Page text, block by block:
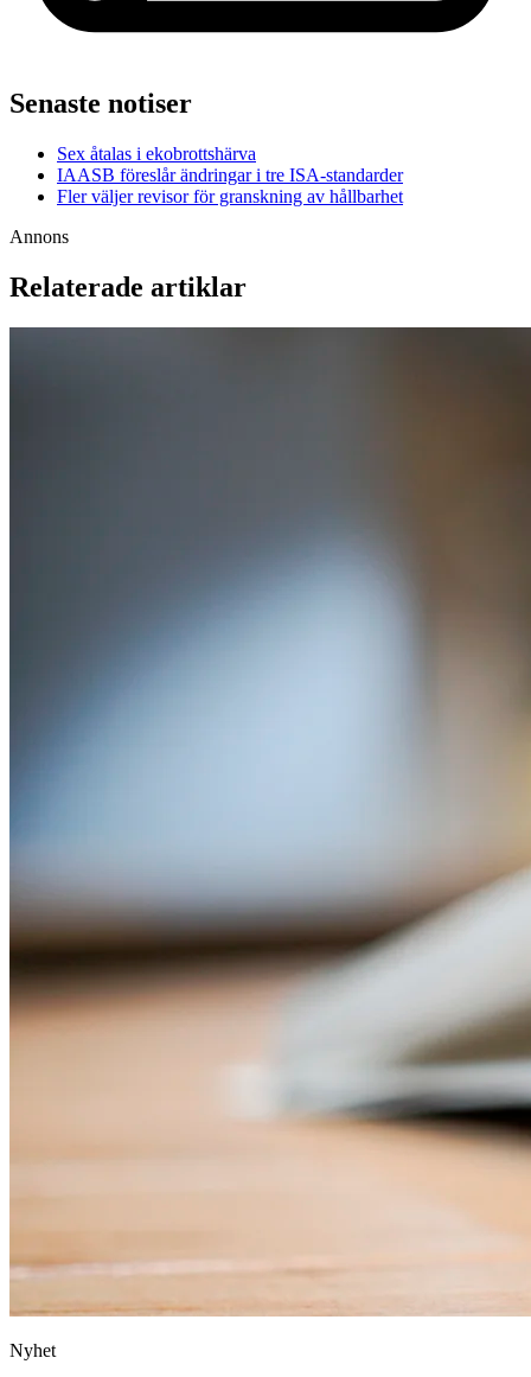
Senaste notiser
Sex åtalas i ekobrottshärva
IAASB föreslår ändringar i tre ISA-standarder
Fler väljer revisor för granskning av hållbarhet
Annons
Relaterade artiklar
Nyhet